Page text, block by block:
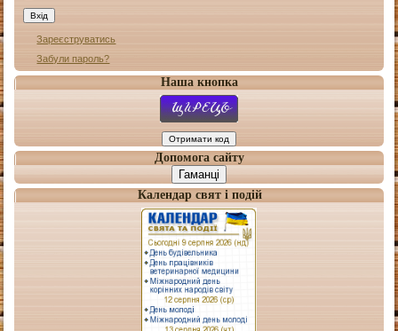
Зареєструватись
Забули пароль?
Наша кнопка
Допомога сайту
Гаманці
Календар свят і подій